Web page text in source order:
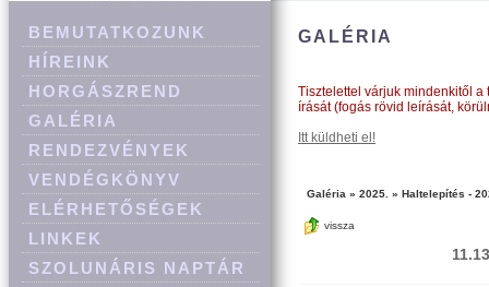
BEMUTATKOZUNK
HÍREINK
HORGÁSZREND
GALÉRIA
RENDEZVÉNYEK
VENDÉGKÖNYV
ELÉRHETŐSÉGEK
LINKEK
SZOLUNÁRIS NAPTÁR
GALÉRIA
Tisztelettel várjuk mindenkitől
írását (fogás rövid leírását,
Itt küldheti el!
Galéria » 2025. » Haltelepítés -
vissza